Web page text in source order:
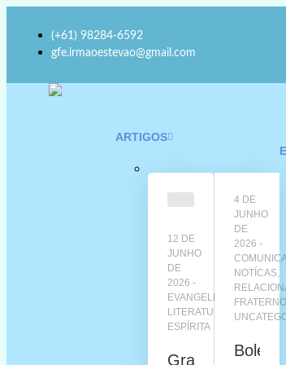
(+61) 98284-6592
gfe.irmaoestevao@gmail.com
ARTIGOS
12 DE
JUNHO
DE
2026
EVANGELHO
LITERATURA
ESPÍRITA
Grandeza
4 DE
JUNHO
DE
2026
NOTÍCAS,
FRATERNO
Boletim